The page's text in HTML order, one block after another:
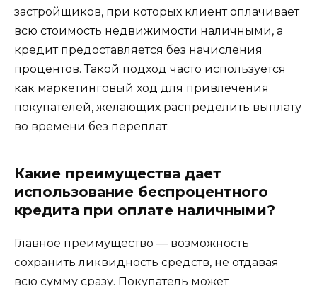
застройщиков, при которых клиент оплачивает
всю стоимость недвижимости наличными, а
кредит предоставляется без начисления
процентов. Такой подход часто используется
как маркетинговый ход для привлечения
покупателей, желающих распределить выплату
во времени без переплат.
Какие преимущества дает
использование беспроцентного
кредита при оплате наличными?
Главное преимущество — возможность
сохранить ликвидность средств, не отдавая
всю сумму сразу. Покупатель может